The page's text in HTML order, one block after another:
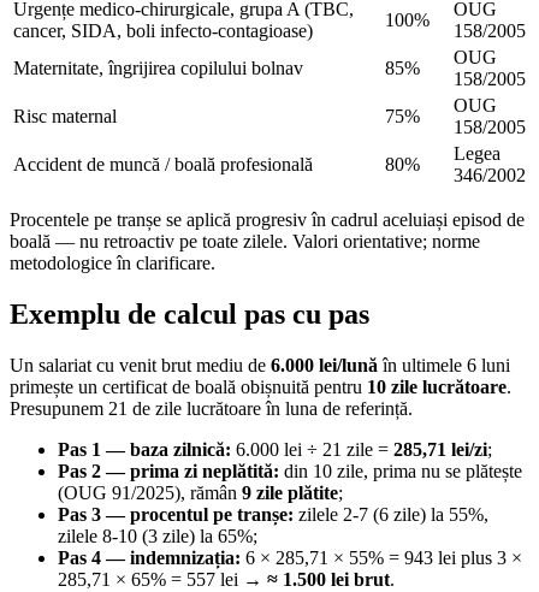
Urgențe medico-chirurgicale, grupa A (TBC,
cancer, SIDA, boli infecto-contagioase)
100%
OUG
158/2005
Maternitate, îngrijirea copilului bolnav
85%
OUG
158/2005
Risc maternal
75%
OUG
158/2005
Accident de muncă / boală profesională
80%
Legea
346/2002
Procentele pe tranșe se aplică progresiv în cadrul aceluiași episod de
boală — nu retroactiv pe toate zilele. Valori orientative; norme
metodologice în clarificare.
Exemplu de calcul pas cu pas
Un salariat cu venit brut mediu de 6.000 lei/lună în ultimele 6 luni
primește un certificat de boală obișnuită pentru 10 zile lucrătoare.
Presupunem 21 de zile lucrătoare în luna de referință.
Pas 1 — baza zilnică: 6.000 lei ÷ 21 zile = 285,71 lei/zi;
Pas 2 — prima zi neplătită: din 10 zile, prima nu se plătește
(OUG 91/2025), rămân 9 zile plătite;
Pas 3 — procentul pe tranșe: zilele 2-7 (6 zile) la 55%,
zilele 8-10 (3 zile) la 65%;
Pas 4 — indemnizația: 6 × 285,71 × 55% = 943 lei plus 3 ×
285,71 × 65% = 557 lei → ≈ 1.500 lei brut.